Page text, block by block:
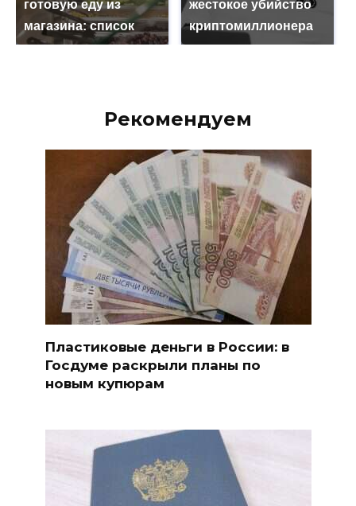
готовую еду из
магазина: список
жестокое убийство
криптомиллионера
Рекомендуем
Пластиковые деньги в России: в
Госдуме раскрыли планы по
новым купюрам